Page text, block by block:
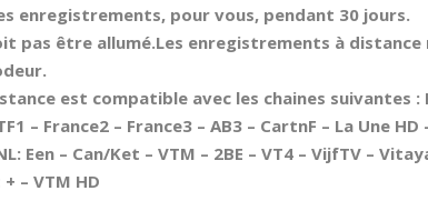
enregistrements, pour vous, pendant 30 jours.
pas être allumé.Les enregistrements à distance
est compatible avec les chaines suivantes :
– France2 – France3 – AB3 – CartnF – La Une HD
Een – Can/Ket – VTM – 2BE – VT4 – VijfTV –
– VTM HD